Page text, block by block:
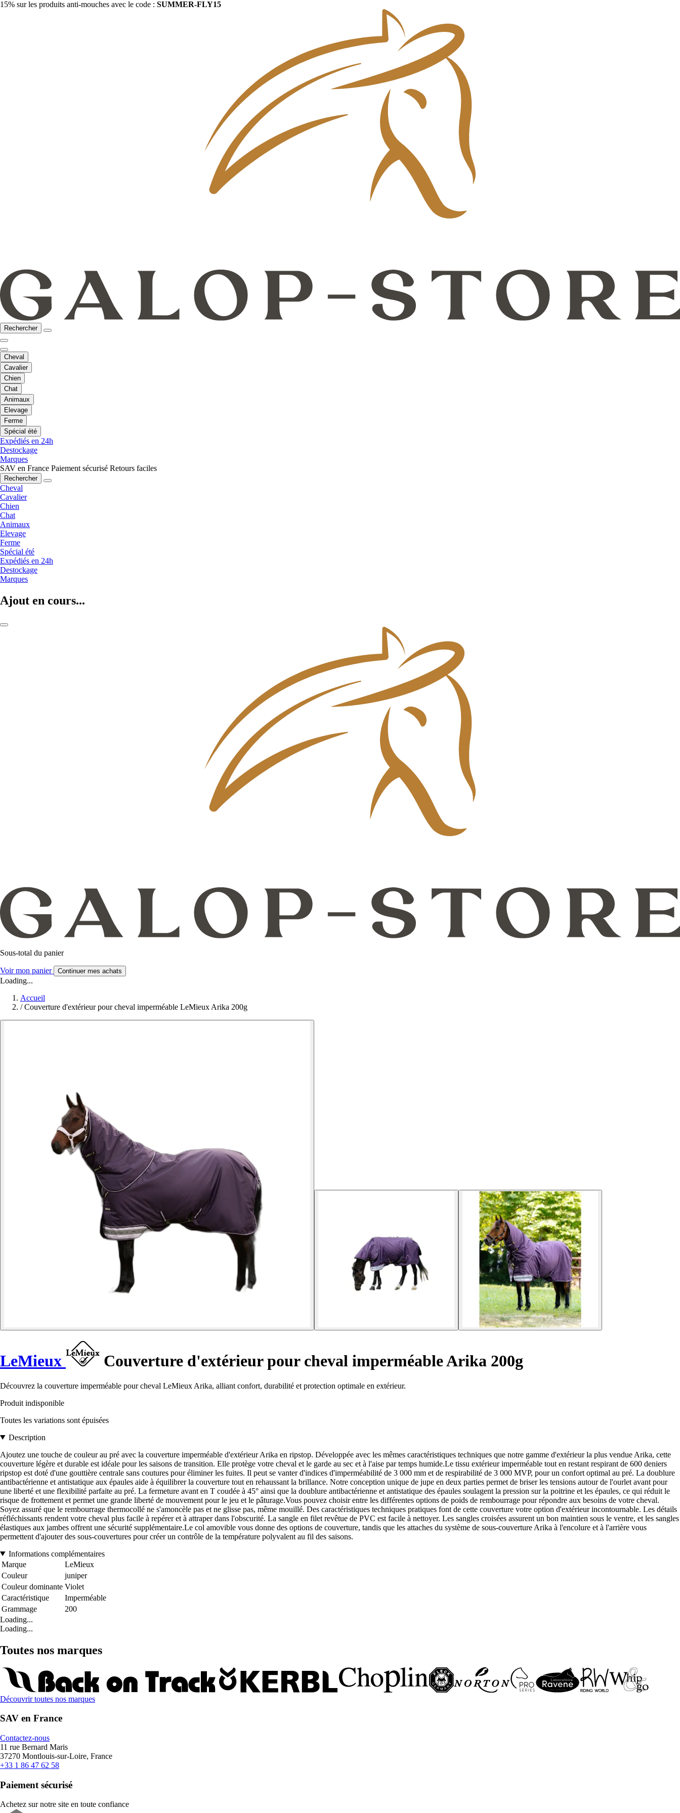
15% sur les produits anti-mouches avec le code : SUMMER-FLY15
Rechercher
Cheval
Cavalier
Chien
Chat
Animaux
Elevage
Ferme
Spécial été
Expédiés en 24h
Destockage
Marques
SAV en France Paiement sécurisé Retours faciles
Rechercher
Cheval
Cavalier
Chien
Chat
Animaux
Elevage
Ferme
Spécial été
Expédiés en 24h
Destockage
Marques
Ajout en cours...
Sous-total du panier
Voir mon panier Continuer mes achats
Loading...
Accueil
/ Couverture d'extérieur pour cheval imperméable LeMieux Arika 200g
LeMieux Couverture d'extérieur pour cheval imperméable Arika 200g
Découvrez la couverture imperméable pour cheval LeMieux Arika, alliant confort, durabilité et protection optimale en extérieur.
Produit indisponible
Toutes les variations sont épuisées
Description
Ajoutez une touche de couleur au pré avec la couverture imperméable d'extérieur Arika en ripstop. Développée avec les mêmes caractéristiques techniques que notre gamme d'extérieur la plus vendue Arika, cette
couverture légère et durable est idéale pour les saisons de transition. Elle protège votre cheval et le garde au sec et à l'aise par temps humide.Le tissu extérieur imperméable tout en restant respirant de 600 deniers
ripstop est doté d'une gouttière centrale sans coutures pour éliminer les fuites. Il peut se vanter d'indices d'imperméabilité de 3 000 mm et de respirabilité de 3 000 MVP, pour un confort optimal au pré. La doublure
antibactérienne et antistatique aux épaules aide à équilibrer la couverture tout en rehaussant la brillance. Notre conception unique de jupe en deux parties permet de briser les tensions autour de l'ourlet avant pour
une liberté et une flexibilité parfaite au pré. La fermeture avant en T coudée à 45° ainsi que la doublure antibactérienne et antistatique des épaules soulagent la pression sur la poitrine et les épaules, ce qui réduit le
risque de frottement et permet une grande liberté de mouvement pour le jeu et le pâturage.Vous pouvez choisir entre les différentes options de poids de rembourrage pour répondre aux besoins de votre cheval.
Soyez assuré que le rembourrage thermocollé ne s'amoncèle pas et ne glisse pas, même mouillé. Des caractéristiques techniques pratiques font de cette couverture votre option d'extérieur incontournable. Les détails
réfléchissants rendent votre cheval plus facile à repérer et à attraper dans l'obscurité. La sangle en filet revêtue de PVC est facile à nettoyer. Les sangles croisées assurent un bon maintien sous le ventre, et les sangles
élastiques aux jambes offrent une sécurité supplémentaire.Le col amovible vous donne des options de couverture, tandis que les attaches du système de sous-couverture Arika à l'encolure et à l'arrière vous
permettent d'ajouter des sous-couvertures pour créer un contrôle de la température polyvalent au fil des saisons.
Informations complémentaires
Marque
LeMieux
Couleur
juniper
Couleur dominante Violet
Caractéristique
Imperméable
Grammage
200
Loading...
Loading...
Toutes nos marques
Découvrir toutes nos marques
SAV en France
Contactez-nous
11 rue Bernard Maris
37270 Montlouis-sur-Loire, France
+33 1 86 47 62 58
Paiement sécurisé
Achetez sur notre site en toute confiance